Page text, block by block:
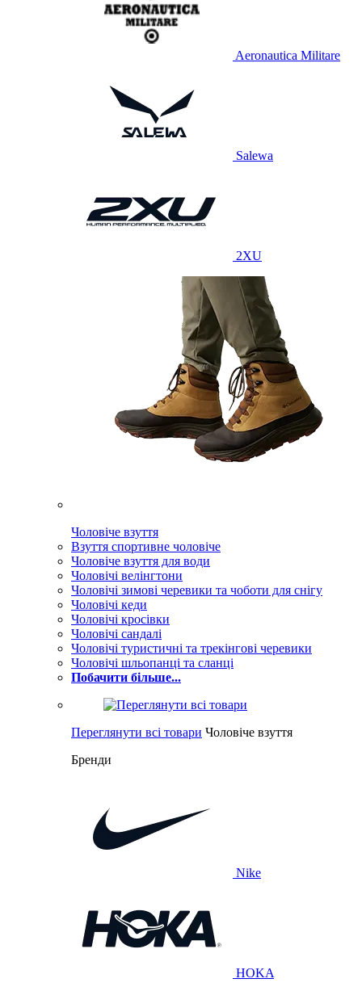
Aeronautica Militare
Salewa
2XU
Чоловіче взуття
Взуття спортивне чоловіче
Чоловіче взуття для води
Чоловічі велінгтони
Чоловічі зимові черевики та чоботи для снігу
Чоловічі кеди
Чоловічі кросівки
Чоловічі сандалі
Чоловічі туристичні та трекінгові черевики
Чоловічі шльопанці та сланці
Побачити більше...
Переглянути всі товари Чоловіче взуття
Бренди
Nike
HOKA